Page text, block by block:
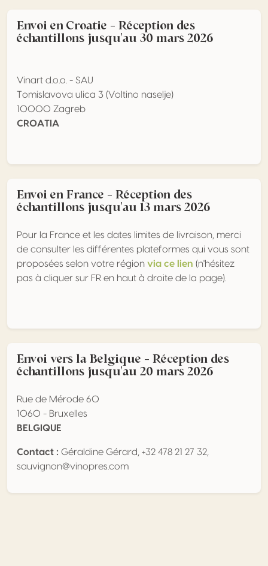
Envoi en Croatie - Réception des
échantillons jusqu'au 30 mars 2026
Vinart d.o.o. - SAU
Tomislavova ulica 3 (Voltino naselje)
10000 Zagreb
CROATIA
Envoi en France - Réception des
échantillons jusqu'au 13 mars 2026
Pour la France et les dates limites de livraison, merci
de consulter les différentes plateformes qui vous sont
proposées selon votre région via ce lien (n'hésitez
pas à cliquer sur FR en haut à droite de la page).
Envoi vers la Belgique - Réception des
échantillons jusqu'au 20 mars 2026
Rue de Mérode 60
1060 - Bruxelles
BELGIQUE
Contact : Géraldine Gérard, +32 478 21 27 32,
sauvignon@vinopres.com